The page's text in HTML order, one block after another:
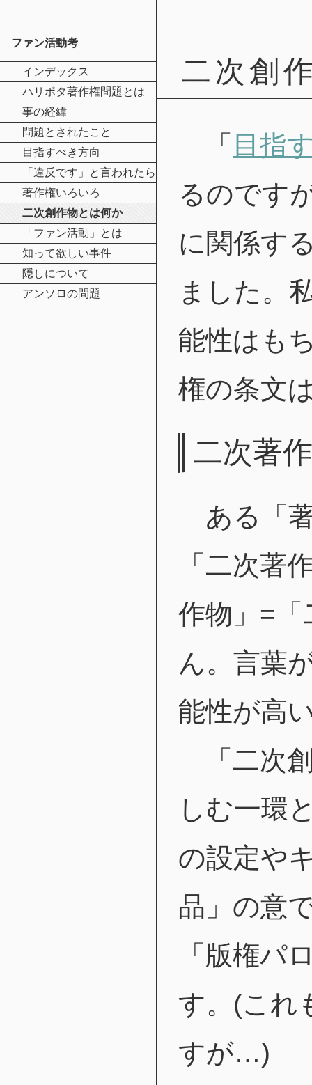
ファン活動考
インデックス
ハリポタ著作権問題とは
事の経緯
問題とされたこと
目指すべき方向
「違反です」と言われたら
著作権いろいろ
二次創作物とは何か
「ファン活動」とは
知って欲しい事件
隠しについて
アンソロの問題
二次創
「 目指
るのです
に関係す
ました。
能性はも
権の条文
二次著
ある「
「二次著
作物」=
ん。言葉
能性が高
「二次
しむ一環
の設定や
品」の意
「版権パ
す。(これ
すが…)